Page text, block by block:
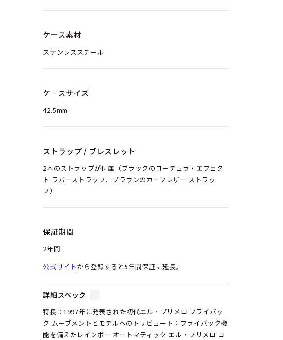
ケース素材
ステンレススチール
ケースサイズ
42.5mm
ストラップ / ブレスレット
2本のストラップが付属（ブラックのコーデュラ・エフェク
ト ラバーストラップ、ブラウンのカーフレザー ストラッ
プ）
保証期間
2年間
公式サイトから登録すると5年間保証に延長。
詳細スペック
特長：1997年に発表された初代エル・プリメロ フライバッ
ク ムーブメントとモデルへのトリビュート：フライバック機
能を備えたレインボー オートマティック エル・プリメロ コ